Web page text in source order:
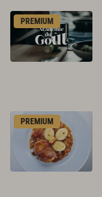
PREMIUM
PREMIUM